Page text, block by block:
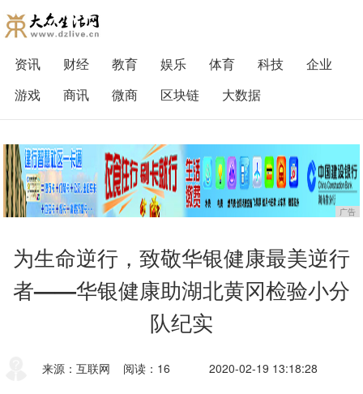
资讯 财经 教育 娱乐 体育 科技
企业
游戏
商讯 微商 区块链 大数据
广告
为生命逆行，致敬华银健康最美逆行
者——华银健康助湖北黄冈检验小分
队纪实
来源：互联网 阅读：16 2020-02-19 13:18:28